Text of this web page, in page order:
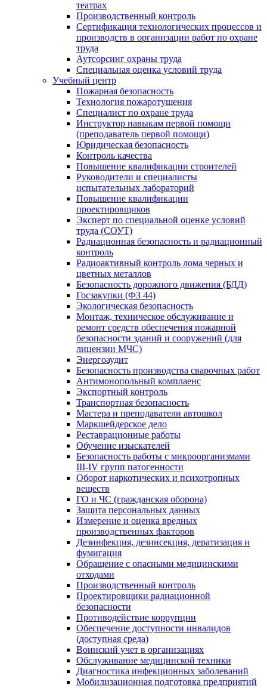
театрах
Производственный контроль
Сертификация технологических процессов и
производств в организации работ по охране
труда
Аутсорсинг охраны труда
Специальная оценка условий труда
Учебный центр
Пожарная безопасность
Технология пожаротушения
Специалист по охране труда
Инструктор навыкам первой помощи
(преподаватель первой помощи)
Юридическая безопасность
Контроль качества
Повышение квалификации строителей
Руководители и специалисты
испытательных лабораторий
Повышение квалификации
проектировщиков
Эксперт по специальной оценке условий
труда (СОУТ)
Радиационная безопасность и радиационный
контроль
Радиоактивный контроль лома черных и
цветных металлов
Безопасность дорожного движения (БДД)
Госзакупки (ФЗ 44)
Экологическая безопасность
Монтаж, техническое обслуживание и
ремонт средств обеспечения пожарной
безопасности зданий и сооружений (для
лицензии МЧС)
Энергоаудит
Безопасность производства сварочных работ
Антимонопольный комплаенс
Экспортный контроль
Транспортная безопасность
Мастера и преподаватели автошкол
Маркшейдерское дело
Реставрационные работы
Обучение изыскателей
Безопасность работы с микроорганизмами
III-IV групп патогенности
Оборот наркотических и психотропных
веществ
ГО и ЧС (гражданская оборона)
Защита персональных данных
Измерение и оценка вредных
производственных факторов
Дезинфекция, дезинсекция, дератизация и
фумигация
Обращение с опасными медицинскими
отходами
Производственный контроль
Проектировщики радиационной
безопасности
Противодействие коррупции
Обеспечение доступности инвалидов
(доступная среда)
Воинский учет в организациях
Обслуживание медицинской техники
Диагностика инфекционных заболеваний
Мобилизационная подготовка предприятий